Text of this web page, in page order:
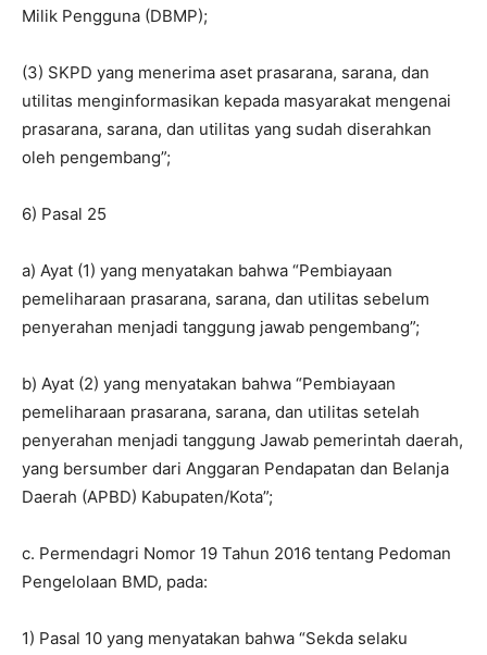
Milik Pengguna (DBMP);
(3) SKPD yang menerima aset prasarana, sarana, dan
utilitas menginformasikan kepada masyarakat mengenai
prasarana, sarana, dan utilitas yang sudah diserahkan
oleh pengembang”;
6) Pasal 25
a) Ayat (1) yang menyatakan bahwa “Pembiayaan
pemeliharaan prasarana, sarana, dan utilitas sebelum
penyerahan menjadi tanggung jawab pengembang”;
b) Ayat (2) yang menyatakan bahwa “Pembiayaan
pemeliharaan prasarana, sarana, dan utilitas setelah
penyerahan menjadi tanggung Jawab pemerintah daerah,
yang bersumber dari Anggaran Pendapatan dan Belanja
Daerah (APBD) Kabupaten/Kota”;
c. Permendagri Nomor 19 Tahun 2016 tentang Pedoman
Pengelolaan BMD, pada:
1) Pasal 10 yang menyatakan bahwa “Sekda selaku